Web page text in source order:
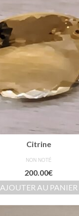
Citrine
NON NOTÉ
200.00€
AJOUTER AU PANIER